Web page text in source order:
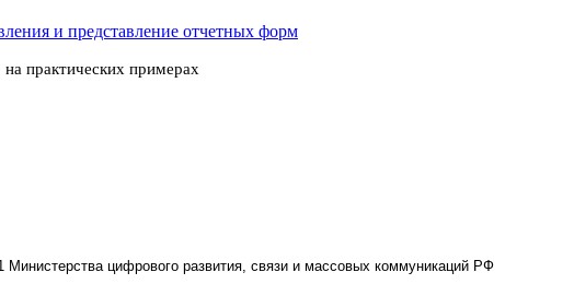
и представление отчетных форм
практических примерах
цифрового развития, связи и массовых коммуникаций РФ